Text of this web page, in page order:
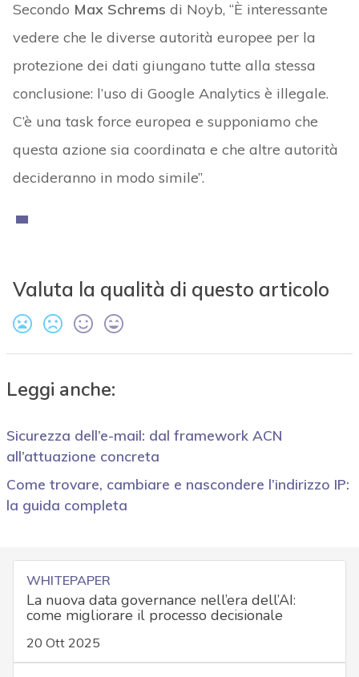
Secondo Max Schrems di Noyb, “È interessante
vedere che le diverse autorità europee per la
protezione dei dati giungano tutte alla stessa
conclusione: l’uso di Google Analytics è illegale.
C’è una task force europea e supponiamo che
questa azione sia coordinata e che altre autorità
decideranno in modo simile”.
Valuta la qualità di questo articolo
Leggi anche:
Sicurezza dell’e-mail: dal framework ACN
all’attuazione concreta
Come trovare, cambiare e nascondere l’indirizzo IP:
la guida completa
WHITEPAPER
La nuova data governance nell’era dell’AI:
come migliorare il processo decisionale
20 Ott 2025